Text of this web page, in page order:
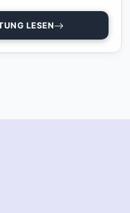
LESEN